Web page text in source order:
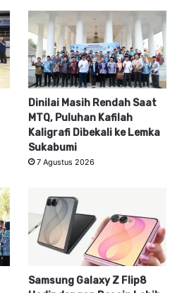
Dinilai Masih Rendah Saat
MTQ, Puluhan Kafilah
Kaligrafi Dibekali ke Lemka
Sukabumi
7 Agustus 2026
Samsung Galaxy Z Flip8